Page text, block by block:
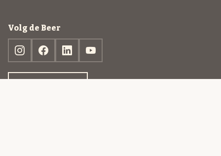
Volg de Beer